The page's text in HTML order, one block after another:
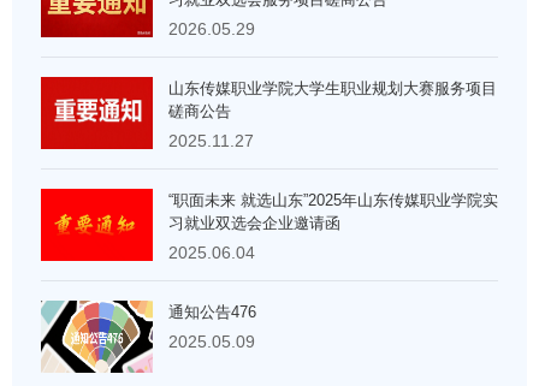
2026.05.29
山东传媒职业学院大学生职业规划大赛服务项目
磋商公告
2025.11.27
“职面未来 就选山东”2025年山东传媒职业学院实
习就业双选会企业邀请函
2025.06.04
通知公告476
2025.05.09